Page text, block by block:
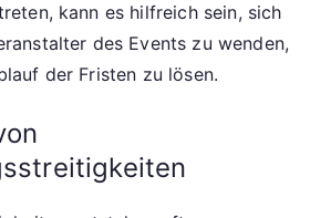
kann es hilfreich sein, sich
des Events zu wenden,
der Fristen zu lösen.